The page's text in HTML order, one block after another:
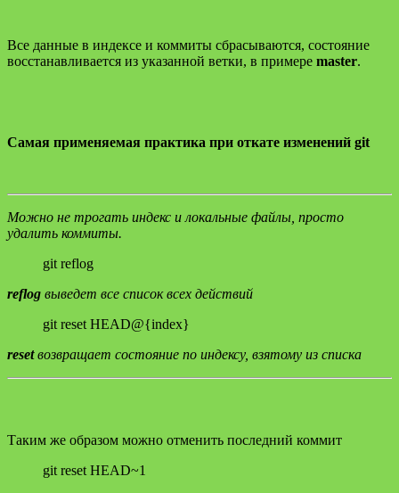
Все данные в индексе и коммиты сбрасываются, состояние
восстанавливается из указанной ветки, в примере master.
Самая применяемая практика при откате изменений git
Можно не трогать индекс и локальные файлы, просто
удалить коммиты.
git reflog
reflog выведет все список всех действий
git reset HEAD@{index}
resetвозвращает состояние по индексу, взятому из списка
Таким же образом можно отменить последний коммит
git reset HEAD~1